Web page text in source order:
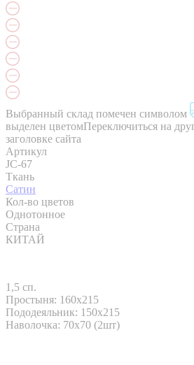
Выбранный склад помечен символом
выделен цветомПереключиться на
заголовке сайта
Артикул
JC-67
Ткань
Сатин
Кол-во цветов
Однотонное
Страна
КИТАЙ
1,5 сп.
Простыня: 160x215
Пододеяльник: 150x215
Наволочка: 70х70 (2шт)